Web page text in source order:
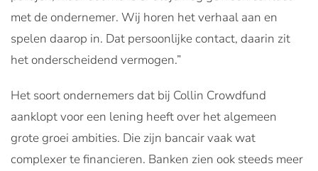
met de ondernemer. Wij horen het verhaal aan en
spelen daarop in. Dat persoonlijke contact, daarin zit
het onderscheidend vermogen.”
Het soort ondernemers dat bij Collin Crowdfund
aanklopt voor een lening heeft over het algemeen
grote groei ambities. Die zijn bancair vaak wat
complexer te financieren. Banken zien ook steeds meer